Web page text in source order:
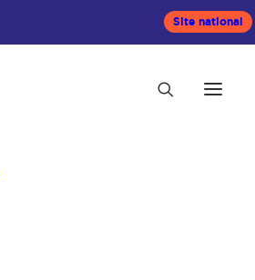
Site national